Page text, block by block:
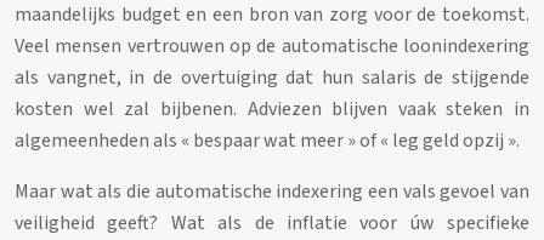
maandelijks budget en een bron van zorg voor de toekomst.
Veel mensen vertrouwen op de automatische loonindexering
als vangnet, in de overtuiging dat hun salaris de stijgende
kosten wel zal bijbenen. Adviezen blijven vaak steken in
algemeenheden als « bespaar wat meer » of « leg geld opzij ».
Maar wat als die automatische indexering een vals gevoel van
veiligheid geeft? Wat als de inflatie voor úw specifieke